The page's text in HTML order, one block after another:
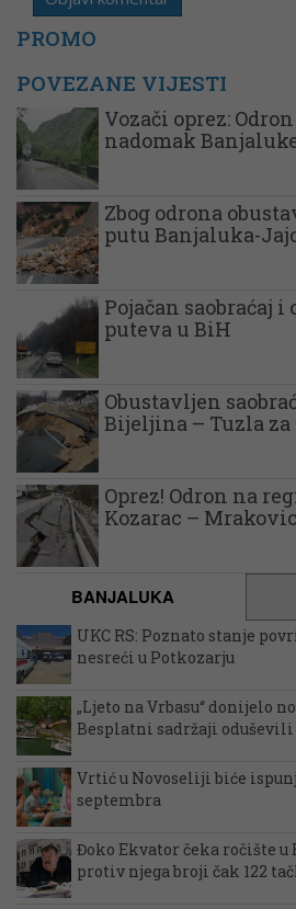
PROMO
POVEZANE VIJESTI
Vozači oprez:
nadomak
Zbog odrona
putu Banjaluka-
Pojačan saobraćaj
puteva u BiH
Obustavljen
Bijeljina – Tuzla
Oprez! Odron na
Kozarac –
BANJALUKA
UKC RS: Poznato stanje
nesreći u Potkozarju
„Ljeto na Vrbasu“ donijelo
Besplatni sadržaji
Vrtić u Novoseliji biće
septembra
Đoko Ekvator čeka ročište u
protiv njega broji čak 122